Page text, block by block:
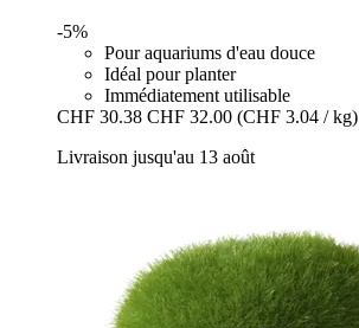
-5%
Pour aquariums d'eau douce
Idéal pour planter
Immédiatement utilisable
CHF 30.38 CHF 32.00 (CHF 3.04 / kg)
Livraison jusqu'au 13 août